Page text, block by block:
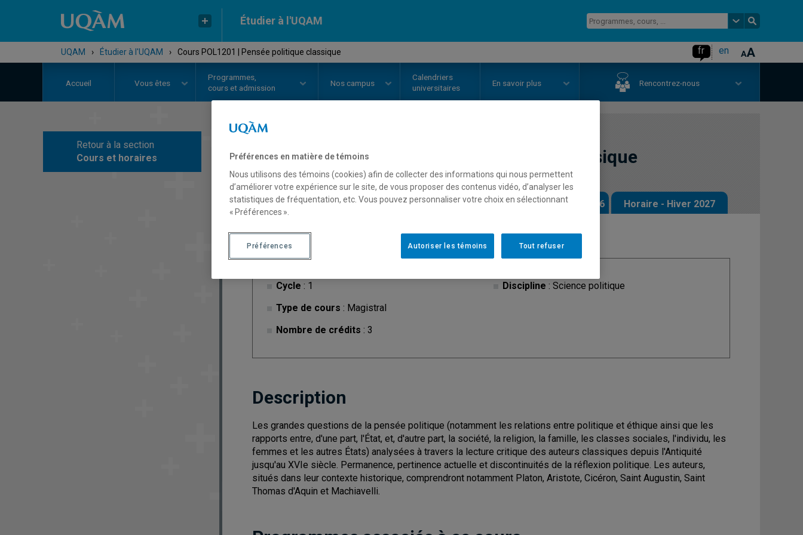
Étudier à l'UQAM
UQAM › Étudier à l'UQAM › Cours POL1201 | Pensée politique classique fr en
Accueil Vous êtes
Programmes,
cours et admission
Nos campus
Calendriers
universitaires
En savoir plus Rencontrez-nous
Retour à la section
Cours et horaires
COURS// POL1201 Pensée politique classique
Description Horaire - Été 2026 Horaire - Automne 2026 Horaire - Hiver 2027
Cycle : 1
Type de cours : Magistral
Nombre de crédits : 3
Discipline : Science politique
Description
Les grandes questions de la pensée politique (notamment les relations entre politique et éthique ainsi que les
rapports entre, d'une part, l'État, et, d'autre part, la société, la religion, la famille, les classes sociales, l'individu, les
femmes et les autres États) analysées à travers la lecture critique des auteurs classiques depuis l'Antiquité
jusqu'au XVIe siècle. Permanence, pertinence actuelle et discontinuités de la réflexion politique. Les auteurs,
situés dans leur contexte historique, comprendront notamment Platon, Aristote, Cicéron, Saint Augustin, Saint
Thomas d'Aquin et Machiavelli.
Préférences en matière de témoins
Nous utilisons des témoins (cookies) afin de collecter des informations qui nous permettent
d’améliorer votre expérience sur le site, de vous proposer des contenus vidéo, d’analyser les
statistiques de fréquentation, etc. Vous pouvez personnaliser votre choix en sélectionnant
« Préférences ».
Tout refuser
Autoriser les témoins
Préférences